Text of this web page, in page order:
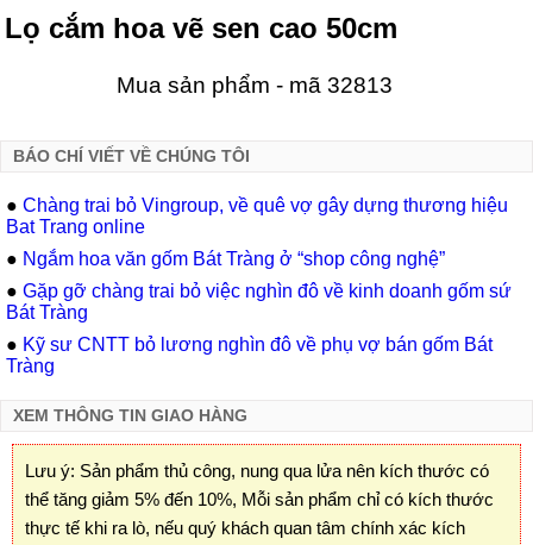
Lọ cắm hoa vẽ sen cao 50cm
Mua sản phẩm - mã 32813
BÁO CHÍ VIẾT VỀ CHÚNG TÔI
● Chàng trai bỏ Vingroup, về quê vợ gây dựng thương hiệu
Bat Trang online
● Ngắm hoa văn gốm Bát Tràng ở “shop công nghệ”
● Gặp gỡ chàng trai bỏ việc nghìn đô về kinh doanh gốm sứ
Bát Tràng
● Kỹ sư CNTT bỏ lương nghìn đô về phụ vợ bán gốm Bát
Tràng
XEM THÔNG TIN GIAO HÀNG
Lưu ý: Sản phẩm thủ công, nung qua lửa nên kích thước có
thể tăng giảm 5% đến 10%, Mỗi sản phẩm chỉ có kích thước
thực tế khi ra lò, nếu quý khách quan tâm chính xác kích